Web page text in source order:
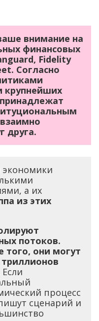
внимание на
финансовых
Fidelity
Согласно
крупнейших
друга.
экономики
а их
из этих
потоков.
они могут
Если
процесс
сценарий и